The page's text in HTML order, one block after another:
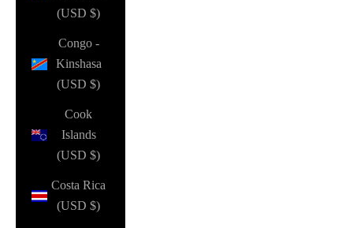
(USD $)
Congo -
Kinshasa
(USD $)
Cook
Islands
(USD $)
Costa Rica
(USD $)